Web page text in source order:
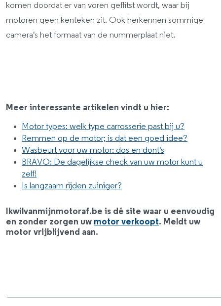
komen doordat er van voren geflitst wordt, waar bij
motoren geen kenteken zit. Ook herkennen sommige
camera's het formaat van de nummerplaat niet.
Meer interessante artikelen vindt u hier:
Motor types: welk type carrosserie past bij u?
Remmen op de motor; is dat een goed idee?
Wasbeurt voor uw motor: dos en dont's
BRAVO: De dagelijkse check van uw motor kunt u
zelf!
Is langzaam rijden zuiniger?
Ikwilvanmijnmotoraf.be is dé site waar u eenvoudig
en zonder zorgen uw motor verkoopt. Meldt uw
motor vrijblijvend aan.